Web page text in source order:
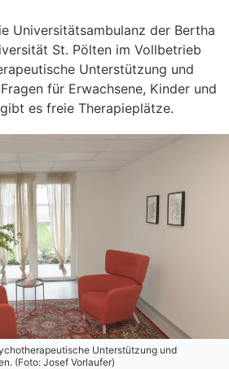
Universitätsambulanz der Bertha
St. Pölten im Vollbetrieb
Unterstützung und
für Erwachsene, Kinder und
es freie Therapieplätze.
Unterstützung und
(Foto: Josef Vorlaufer)